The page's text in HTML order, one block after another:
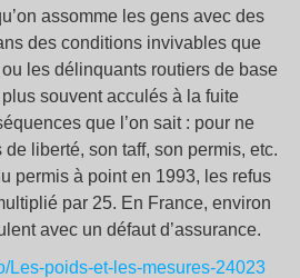
assomme les gens avec des
des conditions invivables que
les délinquants routiers de base
souvent acculés à la fuite
que l’on sait : pour ne
liberté, son taff, son permis, etc.
permis à point en 1993, les refus
par 25. En France, environ
avec un défaut d’assurance.
Les-poids-et-les-mesures-24023